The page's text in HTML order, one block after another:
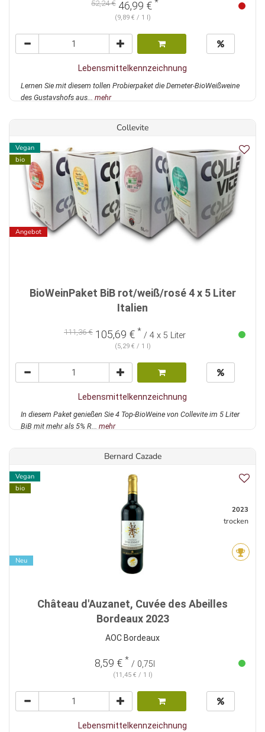
52,24 € 46,99 € *
(9,89 € / 1 l)
Lebensmittelkennzeichnung
Lernen Sie mit diesem tollen Probierpaket die Demeter-BioWeißweine
des Gustavshofs aus... mehr
Collevite
Vegan
bio
Angebot
BioWeinPaket BiB rot/weiß/rosé 4 x 5 Liter
Italien
111,36 € 105,69 € * / 4 x 5 Liter
(5,29 € / 1 l)
Lebensmittelkennzeichnung
In diesem Paket genießen Sie 4 Top-BioWeine von Collevite im 5 Liter
BiB mit mehr als 5% R... mehr
Bernard Cazade
Vegan
bio
Neu
2023
trocken
Château d'Auzanet, Cuvée des Abeilles
Bordeaux 2023
AOC Bordeaux
8,59 € * / 0,75l
(11,45 € / 1 l)
Lebensmittelkennzeichnung